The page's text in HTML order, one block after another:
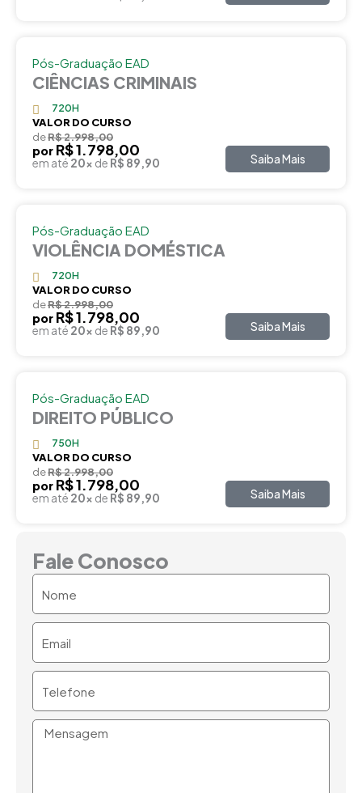
Pós-Graduação EAD
CIÊNCIAS CRIMINAIS
720H
VALOR DO CURSO
deR$ 2.998,00
por R$ 1.798,00
em até 20x de R$ 89,90 Saiba Mais
Pós-Graduação EAD
VIOLÊNCIA DOMÉSTICA
720H
VALOR DO CURSO
deR$ 2.998,00
por R$ 1.798,00
em até 20x de R$ 89,90 Saiba Mais
Pós-Graduação EAD
DIREITO PÚBLICO
750H
VALOR DO CURSO
deR$ 2.998,00
por R$ 1.798,00
em até 20x de R$ 89,90 Saiba Mais
Fale Conosco
Mensagem